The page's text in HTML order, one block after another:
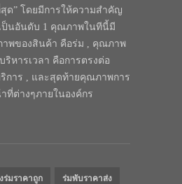
ด” โดยมีการให้ความสำคัญ
นอันดับ 1 คุณภาพในทีนี้มี
าพของสินค้า คือร่ม , คุณภาพ
หารเวลา คือการตรงต่อ
การ , และสุดท้ายคุณภาพการ
ที่ต่างๆภายในองค์กร
ร่มราคาถูก ร่มพับราคาส่ง